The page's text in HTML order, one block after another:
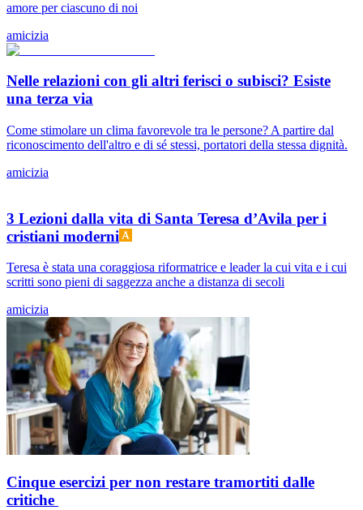
amore per ciascuno di noi
amicizia
Nelle relazioni con gli altri ferisci o subisci? Esiste
una terza via
Come stimolare un clima favorevole tra le persone? A partire dal
riconoscimento dell'altro e di sé stessi, portatori della stessa dignità.
amicizia
3 Lezioni dalla vita di Santa Teresa d’Avila per i
cristiani moderni
Teresa è stata una coraggiosa riformatrice e leader la cui vita e i cui
scritti sono pieni di saggezza anche a distanza di secoli
amicizia
Cinque esercizi per non restare tramortiti dalle
critiche